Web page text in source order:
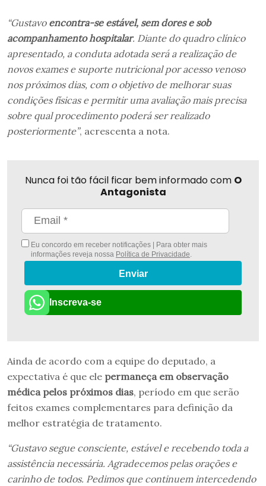
“Gustavo encontra-se estável, sem dores e sob
acompanhamento hospitalar. Diante do quadro clínico
apresentado, a conduta adotada será a realização de
novos exames e suporte nutricional por acesso venoso
nos próximos dias, com o objetivo de melhorar suas
condições físicas e permitir uma avaliação mais precisa
sobre qual procedimento poderá ser realizado
posteriormente”, acrescenta a nota.
Nunca foi tão fácil ficar bem informado com O
Antagonista
Eu concordo em receber notificações | Para obter mais
informações reveja nossa Política de Privacidade.
Enviar
Inscreva-se
Ainda de acordo com a equipe do deputado, a
expectativa é que ele permaneça em observação
médica pelos próximos dias, período em que serão
feitos exames complementares para definição da
melhor estratégia de tratamento.
“Gustavo segue consciente, estável e recebendo toda a
assistência necessária. Agradecemos pelas orações e
carinho de todos. Pedimos que continuem intercedendo